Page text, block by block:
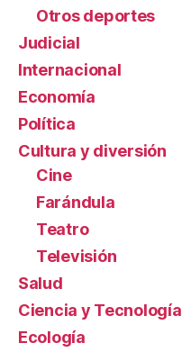
Otros deportes
Judicial
Internacional
Economía
Política
Cultura y diversión
Cine
Farándula
Teatro
Televisión
Salud
Ciencia y Tecnología
Ecología